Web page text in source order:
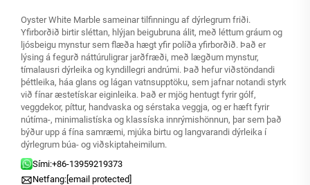
Oyster White Marble sameinar tilfinningu af dýrlegrum friði.
Yfirborðið birtir sléttan, hlýjan beigubruna álit, með léttum gráum og
ljósbeigu mynstur sem flæða hægt yfir políða yfirborðið. Það er
lýsing á fegurð náttúruligrar jarðfræði, með lægðum mynstur,
tímalausri dýrleika og kyndillegri andrúmi. Það hefur viðstöndandi
þéttleika, háa glans og lágan vatnsupptöku, sem jafnar notandi styrk
við fínar æstetískar eiginleika. Það er mjög hentugt fyrir gólf,
veggdekor, píttur, handvaska og sérstaka veggja, og er hæft fyrir
nútíma-, minimalistíska og klassíska innrýmishönnun, þar sem það
býður upp á fína samræmi, mjúka birtu og langvarandi dýrleika í
dýrlegrum búa- og viðskiptaheimilum.
Sími:+86-13959219373
Netfang:[email protected]